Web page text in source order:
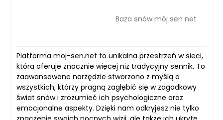
Baza snów mój sen net
Platforma moj-sen.net to unikalna przestrzeń w sieci,
która oferuje znacznie więcej niż tradycyjny sennik. To
zaawansowane narzędzie stworzono z myślą o
wszystkich, którzy pragną zagłębić się w zagadkowy
świat snów i zrozumieć ich psychologiczne oraz
emocjonalne aspekty. Dzięki nam odkryjesz nie tylko